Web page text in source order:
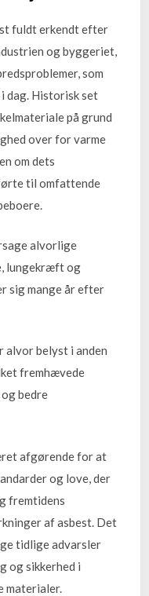
fuldt erkendt efter
og byggeriet,
som
dag. Historisk set
på grund
over for varme
om dets
til omfattende
alvorlige
lungekræft og
sig mange år efter
alvor belyst i anden
fremhævede
bedre
afgørende for at
og love, der
fremtidens
af asbest. Det
tidlige advarsler
og sikkerhed i
materialer.